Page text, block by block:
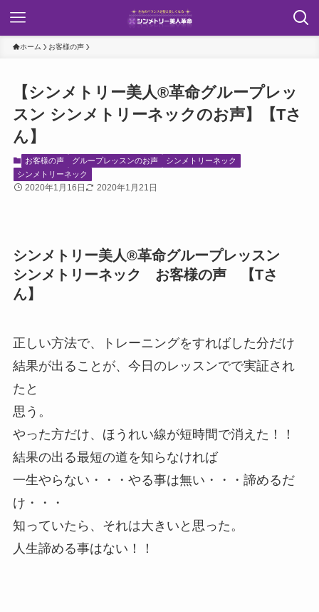
ホーム お客様の声
【シンメトリー美人®︎革命グループレッ
スン シンメトリーネックのお声】【Tさ
ん】
お客様の声 グループレッスンのお声
シンメトリーネック
シンメトリーネック
2020年1月16日 2020年1月21日
シンメトリー美人®︎革命グループレッスン
シンメトリーネック お客様の声 【Tさ
ん】
正しい方法で、トレーニングをすればした分だけ
結果が出ることが、今日のレッスンでで実証され
たと
思う。
やった方だけ、ほうれい線が短時間で消えた！！
結果の出る最短の道を知らなければ
一生やらない・・・やる事は無い・・・諦めるだ
け・・・
知っていたら、それは大きいと思った。
人生諦める事はない！！